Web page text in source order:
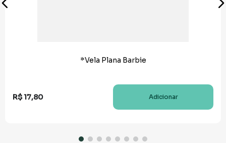
*Vela Plana Barbie
R$17,80 Adicionar